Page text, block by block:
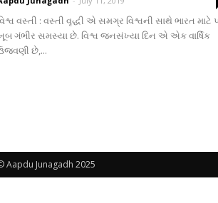
વસ્તી : વસ્તી વૃદ્ધી એ સમગ્ર વિશ્વની સાથે ભારત માટે
ગંભીર સમસ્યા છે. વિશ્વ જનસંખ્યા દિન એ એક વાર્ષિક
છે,...
Aapdu Junagadh 2025